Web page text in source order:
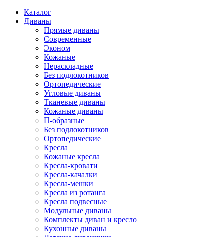
Каталог
Диваны
Прямые диваны
Современные
Эконом
Кожаные
Нераскладные
Без подлокотников
Ортопедические
Угловые диваны
Тканевые диваны
Кожаные диваны
П-образные
Без подлокотников
Ортопедические
Кресла
Кожаные кресла
Кресла-кровати
Кресла-качалки
Кресла-мешки
Кресла из ротанга
Кресла подвесные
Модульные диваны
Комплекты диван и кресло
Кухонные диваны